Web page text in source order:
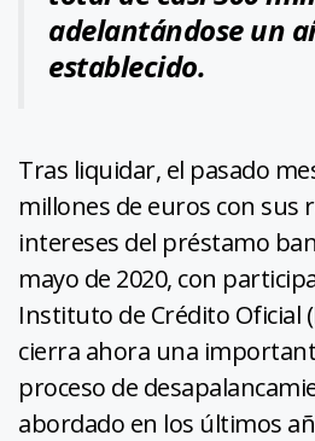
adelantándose un
establecido.
Tras liquidar, el pasado
millones de euros con sus
intereses del préstamo
mayo de 2020, con
Instituto de Crédito Oficial
cierra ahora una
proceso de
abordado en los últimos